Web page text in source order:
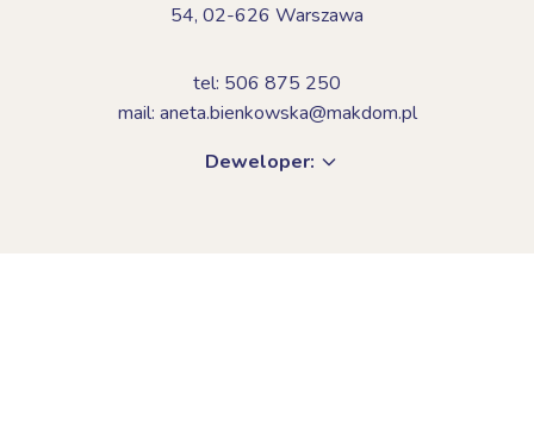
54, 02-626 Warszawa
tel: 506 875 250
mail: aneta.bienkowska@makdom.pl
Deweloper: